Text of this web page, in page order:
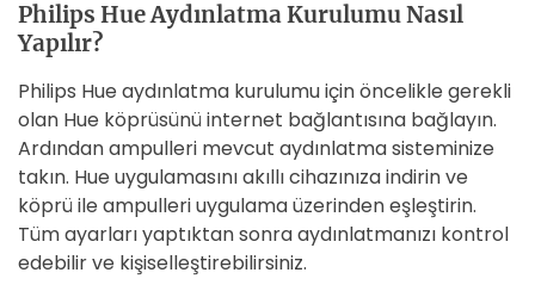
Philips Hue Aydınlatma Kurulumu Nasıl
Yapılır?
Philips Hue aydınlatma kurulumu için öncelikle gerekli
olan Hue köprüsünü internet bağlantısına bağlayın.
Ardından ampulleri mevcut aydınlatma sisteminize
takın. Hue uygulamasını akıllı cihazınıza indirin ve
köprü ile ampulleri uygulama üzerinden eşleştirin.
Tüm ayarları yaptıktan sonra aydınlatmanızı kontrol
edebilir ve kişiselleştirebilirsiniz.